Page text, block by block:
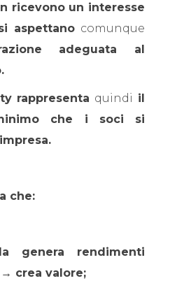
ricevono un interesse
aspettano comunque
adeguata al
rappresenta quindi il
che i soci si
che:
genera rendimenti
crea valore;